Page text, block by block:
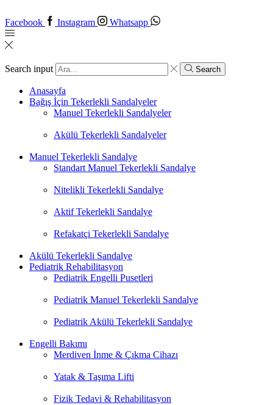
Facebook Instagram Whatsapp
Search input Search
Anasayfa
Bağış İçin Tekerlekli Sandalyeler
Manuel Tekerlekli Sandalyeler
Akülü Tekerlekli Sandalyeler
Manuel Tekerlekli Sandalye
Standart Manuel Tekerlekli Sandalye
Nitelikli Tekerlekli Sandalye
Aktif Tekerlekli Sandalye
Refakatçi Tekerlekli Sandalye
Akülü Tekerlekli Sandalye
Pediatrik Rehabilitasyon
Pediatrik Engelli Pusetleri
Pediatrik Manuel Tekerlekli Sandalye
Pediatrik Akülü Tekerlekli Sandalye
Engelli Bakımı
Merdiven İnme & Çıkma Cihazı
Yatak & Taşıma Lifti
Fizik Tedavi & Rehabilitasyon